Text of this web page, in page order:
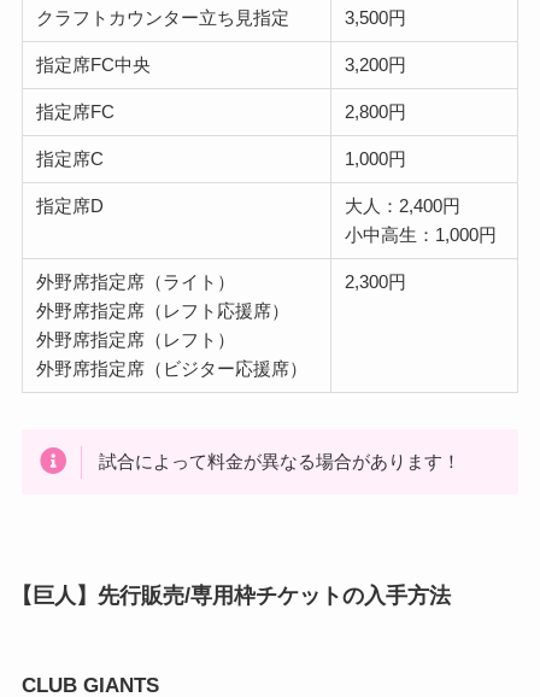
クラフトカウンター立ち見指定 3,500円
指定席FC中央 3,200円
指定席FC 2,800円
指定席C 1,000円
指定席D
大人：2,400円
小中高生：1,000円
外野席指定席（ライト）
外野席指定席（レフト応援席）
外野席指定席（レフト）
外野席指定席（ビジター応援席）
2,300円
試合によって料金が異なる場合があります！
【巨人】先行販売/専用枠チケットの入手方法
CLUB GIANTS